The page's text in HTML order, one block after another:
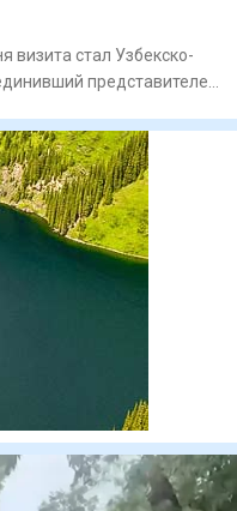
визита стал Узбекско-
представителей